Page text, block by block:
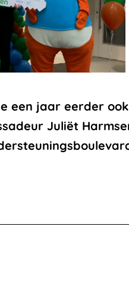
een jaar eerder
Juliët